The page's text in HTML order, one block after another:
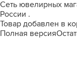
Сеть ювелирных
России .
Товар добавлен в
Полная версия